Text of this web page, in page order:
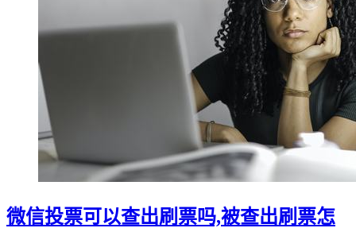
微信投票可以查出刷票吗,被查出刷票怎